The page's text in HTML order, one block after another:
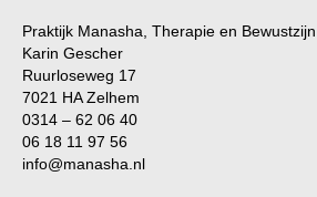
Praktijk Manasha, Therapie en Bewustzijn
Karin Gescher
Ruurloseweg 17
7021 HA Zelhem
0314 – 62 06 40
06 18 11 97 56
info@manasha.nl